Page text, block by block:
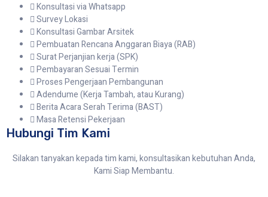
Konsultasi via Whatsapp
Survey Lokasi
Konsultasi Gambar Arsitek
Pembuatan Rencana Anggaran Biaya (RAB)
Surat Perjanjian kerja (SPK)
Pembayaran Sesuai Termin
Proses Pengerjaan Pembangunan
Adendume (Kerja Tambah, atau Kurang)
Berita Acara Serah Terima (BAST)
Masa Retensi Pekerjaan
Hubungi Tim Kami
Silakan tanyakan kepada tim kami, konsultasikan kebutuhan Anda,
Kami Siap Membantu.